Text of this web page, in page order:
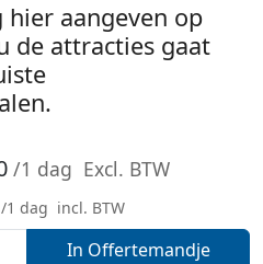
aangeven op
de attracties gaat
/1 dag Excl. BTW
/1 dag incl. BTW
In Offertemandje